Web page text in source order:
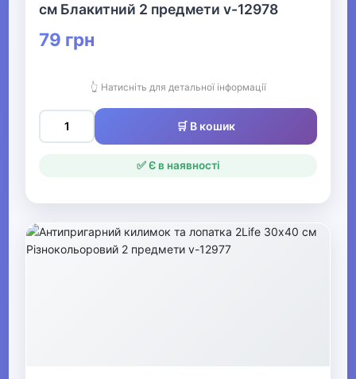
см Блакитний 2 предмети v-12978
79 грн
👆 Натисніть для детальної інформації
🛒 В кошик
✅ Є в наявності